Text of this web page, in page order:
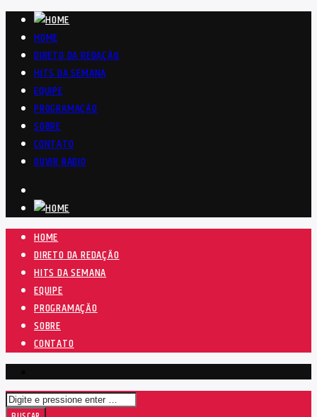
HOME
DIRETO DA REDAÇÃO
HITS DA SEMANA
EQUIPE
PROGRAMAÇÃO
SOBRE
CONTATO
OUVIR RÁDIO
HOME
DIRETO DA REDAÇÃO
HITS DA SEMANA
EQUIPE
PROGRAMAÇÃO
SOBRE
CONTATO